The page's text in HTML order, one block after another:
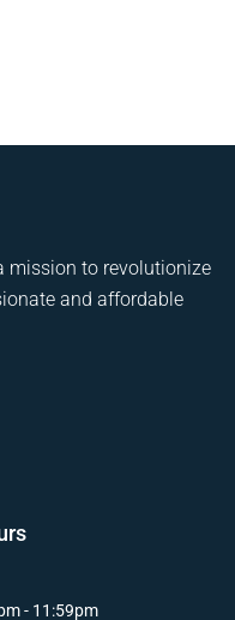
mission to revolutionize
and affordable
- 11:59pm